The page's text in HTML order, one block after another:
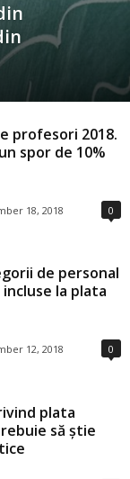
profesori 2018.
spor de 10%
18, 2018 0
de personal
la plata
12, 2018 0
plata
să știe